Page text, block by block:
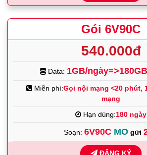
Gói 6V90C
540.000đ
Data: 1GB/
Miễn phí:Gọi nội mạng <20 phút,
mạng
Hạn dùng:180 ngày
Soạn: 6V90CMO gửi
ĐĂNG KÝ